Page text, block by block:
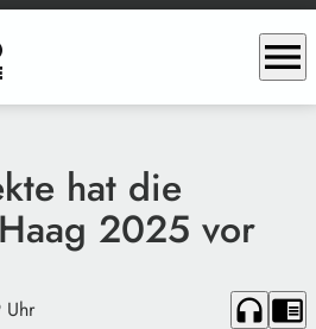
menu
hat die
2025 vor
Uhr headphones chrome_reader_mode